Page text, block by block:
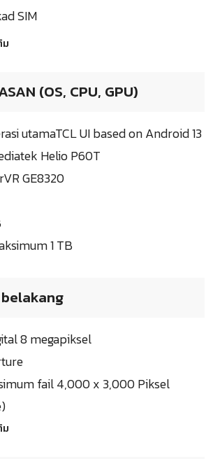
SIM
ม
(OS, CPU, GPU)
utamaTCL UI based on Android 13
Helio P60T
GE8320​
1 TB
8 megapiksel
fail 4,000 x 3,000 Piksel
ม